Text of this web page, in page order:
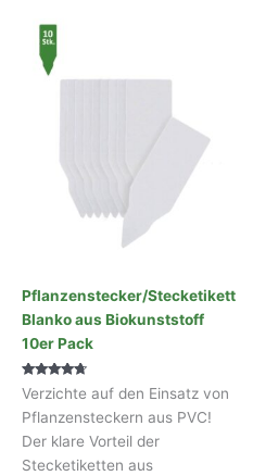
Pflanzenstecker/Stecketikett
Blanko aus Biokunststoff
10er Pack
Bewertet
mit
4.50
von 5
Verzichte auf den Einsatz von
Pflanzensteckern aus PVC!
Der klare Vorteil der
Stecketiketten aus